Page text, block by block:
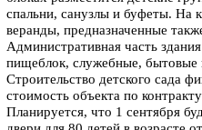
спальни, санузлы и буфеты. На
веранды, предназначенные
Административная часть
пищеблок, служебные, бытовые
Строительство детского сада
стоимость объекта по
Планируется, что 1 сентября